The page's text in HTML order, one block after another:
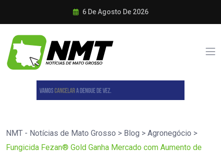
6 De Agosto De 2026
NMT - Notícias de Mato Grosso > Blog > Agronegócio >
Fungicida Fezan® Gold Ganha Mercado com Aumento de